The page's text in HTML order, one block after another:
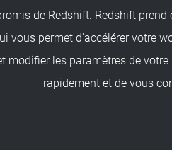
de Redshift. Redshift
vous permet d'accélérer votre
modifier les paramètres de
rapidement et de vous